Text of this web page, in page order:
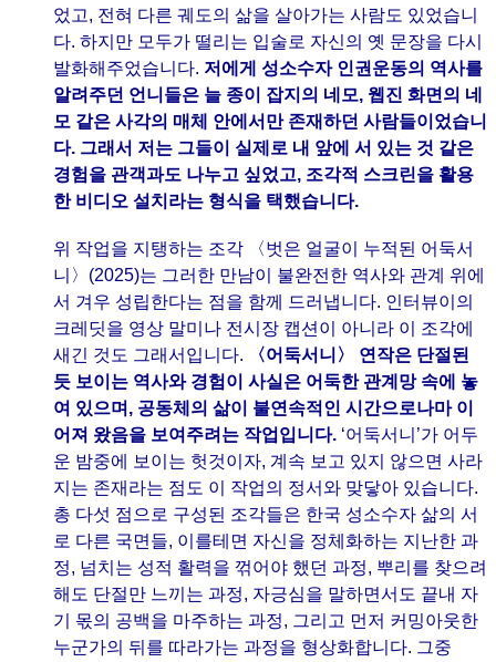
었고, 전혀 다른 궤도의 삶을 살아가는 사람도 있었습니
다. 하지만 모두가 떨리는 입술로 자신의 옛 문장을 다시
발화해주었습니다. 저에게 성소수자 인권운동의 역사를
알려주던 언니들은 늘 종이 잡지의 네모, 웹진 화면의 네
모 같은 사각의 매체 안에서만 존재하던 사람들이었습니
다. 그래서 저는 그들이 실제로 내 앞에 서 있는 것 같은
경험을 관객과도 나누고 싶었고, 조각적 스크린을 활용
한 비디오 설치라는 형식을 택했습니다.
위 작업을 지탱하는 조각 〈벗은 얼굴이 누적된 어둑서
니〉(2025)는 그러한 만남이 불완전한 역사와 관계 위에
서 겨우 성립한다는 점을 함께 드러냅니다. 인터뷰이의
크레딧을 영상 말미나 전시장 캡션이 아니라 이 조각에
새긴 것도 그래서입니다.
〈어둑서니〉 연작은 단절된
듯 보이는 역사와 경험이 사실은 어둑한 관계망 속에 놓
여 있으며, 공동체의 삶이 불연속적인 시간으로나마 이
어져 왔음을 보여주려는 작업입니다. ‘어둑서니’가 어두
운 밤중에 보이는 헛것이자, 계속 보고 있지 않으면 사라
지는 존재라는 점도 이 작업의 정서와 맞닿아 있습니다.
총 다섯 점으로 구성된 조각들은 한국 성소수자 삶의 서
로 다른 국면들, 이를테면 자신을 정체화하는 지난한 과
정, 넘치는 성적 활력을 꺾어야 했던 과정, 뿌리를 찾으려
해도 단절만 느끼는 과정, 자긍심을 말하면서도 끝내 자
기 몫의 공백을 마주하는 과정, 그리고 먼저 커밍아웃한
누군가의 뒤를 따라가는 과정을 형상화합니다. 그중